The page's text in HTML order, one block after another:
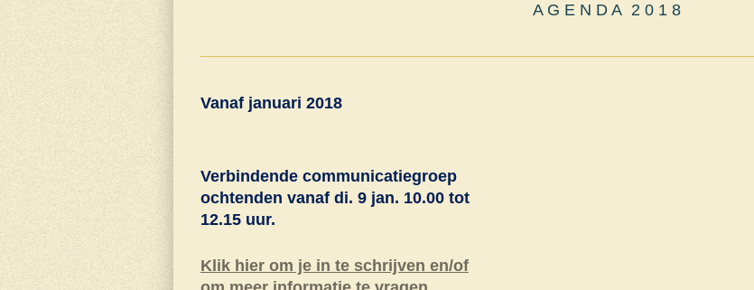
A G E N D A 2 0 1 8
Vanaf januari 2018
Verbindende communicatiegroep
ochtenden vanaf di. 9 jan. 10.00 tot
12.15 uur.
Klik hier om je in te schrijven en/of